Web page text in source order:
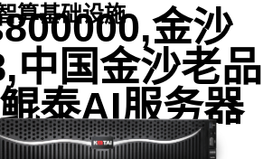
算基础设施
金沙
中国金沙老品
泰AI服务器